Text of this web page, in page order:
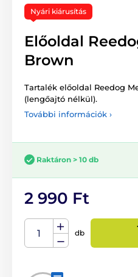
Nyári kiárusítás
Előoldal
Brown
Tartalék előoldal Reedog
(lengőajtó nélkül).
További információk ›
Raktáron > 10 db
2 990 Ft
db